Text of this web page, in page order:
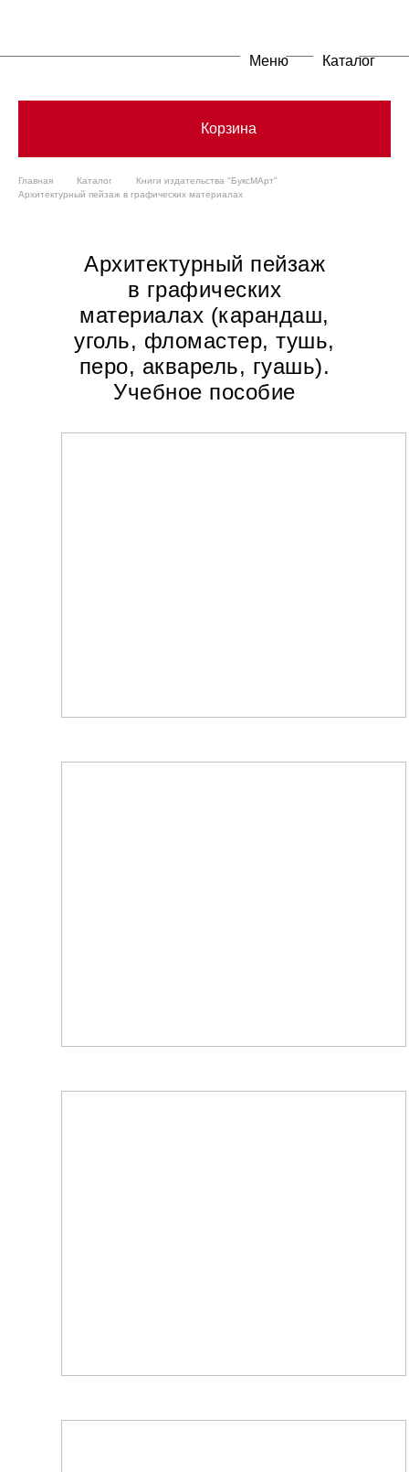
Меню Каталог
Корзина
Главная Каталог
Книги издательства "БуксМАрт"
Архитектурный пейзаж в графических материалах
Архитектурный пейзаж
в графических
материалах (карандаш,
уголь, фломастер, тушь,
перо, акварель, гуашь).
Учебное пособие